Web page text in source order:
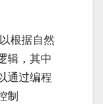
根据自然
辑，其中
通过编程
制